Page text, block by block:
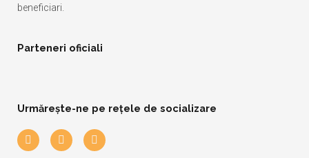
beneficiari.
Parteneri oficiali
Urmărește-ne pe rețele de socializare